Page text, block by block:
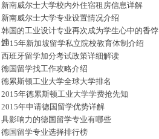
新南威尔士大学校内外住宿租房信息详解
新南威尔士大学专业设置情况介绍
韩国的工业设计专业再次成为学生心中的香饽
饽
2015年新加坡留学私立院校教育体制介绍
西班牙留学加分考试政策详细解读
德国留学找工作攻略介绍
德累斯顿工业大学全球大学排名
2015年德累斯顿工业大学学费抢先知
2015年申请德国留学优势详解
具影响力的德国留学专业有哪些
德国留学专业选择排行榜